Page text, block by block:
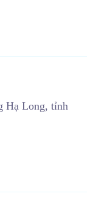
Hạ Long, tỉnh